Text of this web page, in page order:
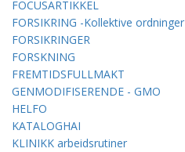
FOCUSARTIKKEL
FORSIKRING -Kollektive ordninger
FORSIKRINGER
FORSKNING
FREMTIDSFULLMAKT
GENMODIFISERENDE - GMO
HELFO
KATALOGHAI
KLINIKK arbeidsrutiner